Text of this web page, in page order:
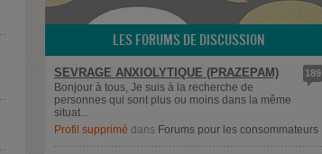
LES FORUMS DE DISCUSSION
189
SEVRAGE ANXIOLYTIQUE (PRAZEPAM)
Bonjour à tous, Je suis à la recherche de
personnes qui sont plus ou moins dans la même
situat...
Profil supprimé dans Forums pour les consommateurs